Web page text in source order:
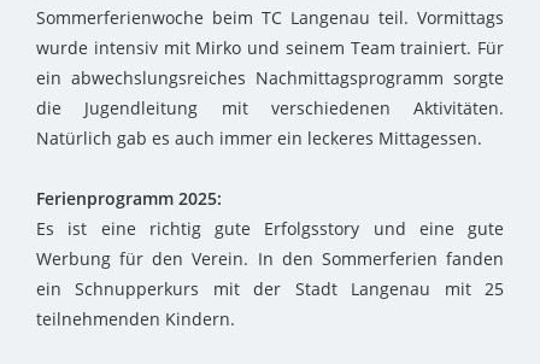
Sommerferienwoche beim TC Langenau teil. Vormittags
wurde intensiv mit Mirko und seinem Team trainiert. Für
ein abwechslungsreiches Nachmittagsprogramm sorgte
die Jugendleitung mit verschiedenen Aktivitäten.
Natürlich gab es auch immer ein leckeres Mittagessen.
Ferienprogramm 2025:
Es ist eine richtig gute Erfolgsstory und eine gute
Werbung für den Verein. In den Sommerferien fanden
ein Schnupperkurs mit der Stadt Langenau mit 25
teilnehmenden Kindern.